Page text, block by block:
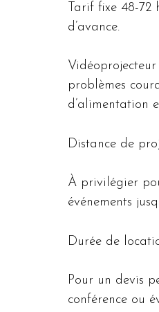
Tarif fixe 48-72
d’avance.
problèmes
d’alimentation
Distance de
À privilégier
événements
Durée de
Pour un devis
conférence ou